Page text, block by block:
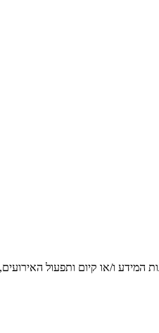
המידע ו/או קיום ותפעול